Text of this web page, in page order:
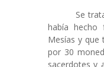
Se
había hecho
Mesías y que
por 30
sacerdotes y